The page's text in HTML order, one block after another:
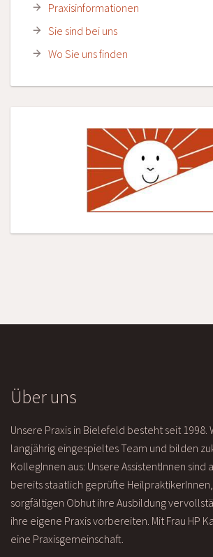
Praxisinformationen
Sie sind bei uns
Wo Sie uns finden
Über uns
Unsere Praxis in Bielefeld besteht seit 1998.
langjährig eingespieltes Team und bilden
KollegInnen aus: Unsere AssistentInnen sind
bereits staatlich geprüfte
sorgfältigen Obhut ihre Ausbildung
ihre eigene Praxis vorbereiten. Mit Frau HP
eine Praxisgemeinschaft.